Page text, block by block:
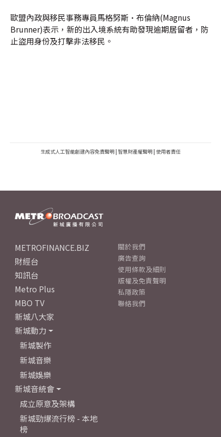
歐盟內政與移民事務專員馬格努斯·布倫納(Magnus
Brunner)表示，新的出入境系統有助發現逾期居留者，防
止盜用身份及打擊非法移民。
生成式人工智能創建內容免責聲明 | 智慧財產權聲明 | 使用者責任
METROFINANCE.BIZ
財經台
知訊台
Metro Plus
MBO TV
新城八大家
新城動力
新城製作
新城音樂
新城娛樂
新城音統會
成立原意及架構
新城勁爆流行榜 - 本地
榜
關於我們
廣告查詢
使用條款及細則
版權及免責聲明
私隱政策
聯絡我們